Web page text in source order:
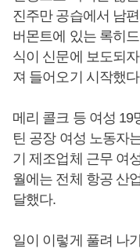
진주만 공습에서 남
버몬트에 있는 록히
식이 신문에 보도되
져 들어오기 시작했
메리 콜크 등 여성 19
틴 공장 여성 노동자
기 제조업체 근무 여
월에는 전체 항공 산
달했다.
일이 이렇게 풀려 나